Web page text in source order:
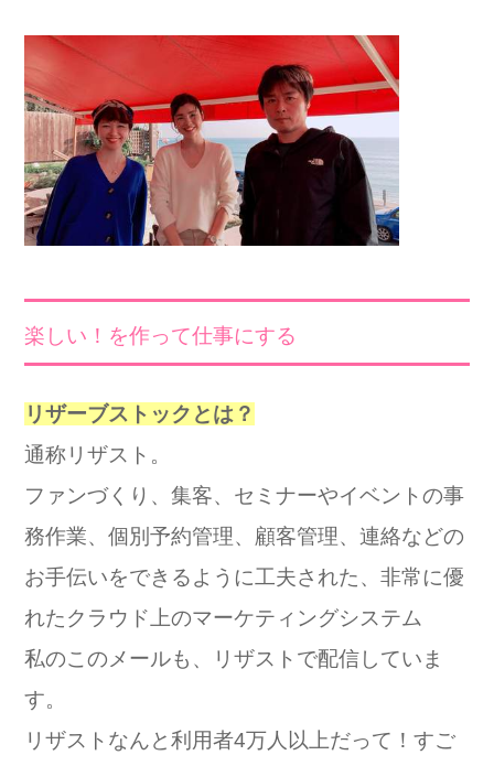
楽しい！を作って仕事にする
リザーブストックとは？
通称リザスト。
ファンづくり、集客、セミナーやイベントの事
務作業、個別予約管理、顧客管理、連絡などの
お手伝いをできるように工夫された、非常に優
れたクラウド上のマーケティングシステム
私のこのメールも、リザストで配信していま
す。
リザストなんと利用者4万人以上だって！すご